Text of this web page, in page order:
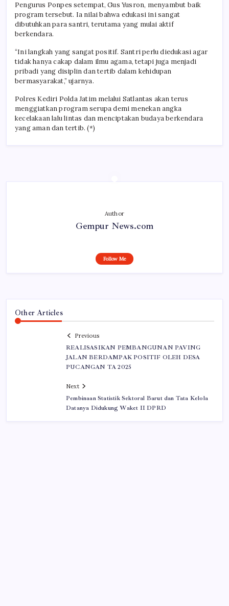
Pengurus Ponpes setempat, Gus Yusron, menyambut baik
program tersebut. Ia nilai bahwa edukasi ini sangat
dibutuhkan para santri, terutama yang mulai aktif
berkendara.
“Ini langkah yang sangat positif. Santri perlu diedukasi agar
tidak hanya cakap dalam ilmu agama, tetapi juga menjadi
pribadi yang disiplin dan tertib dalam kehidupan
bermasyarakat,” ujarnya.
Polres Kediri Polda Jatim melalui Satlantas akan terus
menggiatkan program serupa demi menekan angka
kecelakaan lalu lintas dan menciptakan budaya berkendara
yang aman dan tertib. (*)
Author
Gempur News.com
Follow Me
Other Articles
Previous
REALISASIKAN PEMBANGUNAN PAVING
JALAN BERDAMPAK POSITIF OLEH DESA
PUCANGAN TA 2025
Next
Pembinaan Statistik Sektoral Barut dan Tata Kelola
Datanya Didukung Waket II DPRD